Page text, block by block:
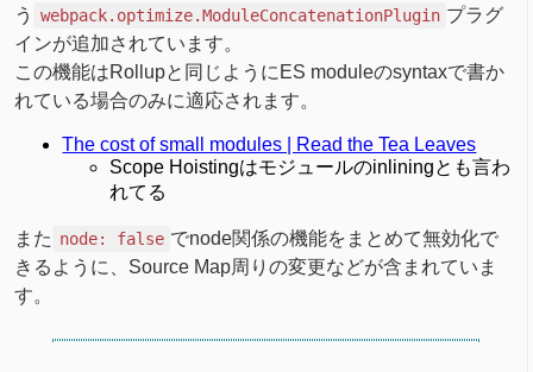
う
webpack.optimize.ModuleConcatenationPlugin プラグ
インが追加されています。
この機能はRollupと同じようにES moduleのsyntaxで書か
れている場合のみに適応されます。
The cost of small modules | Read the Tea Leaves
Scope Hoistingはモジュールのinliningとも言わ
れてる
また node: false でnode関係の機能をまとめて無効化で
きるように、Source Map周りの変更などが含まれていま
す。